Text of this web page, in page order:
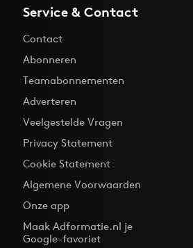
Service & Contact
Contact
Abonneren
Teamabonnementen
Adverteren
Veelgestelde Vragen
Privacy Statement
Cookie Statement
Algemene Voorwaarden
Onze app
Maak Adformatie.nl je
Google-favoriet